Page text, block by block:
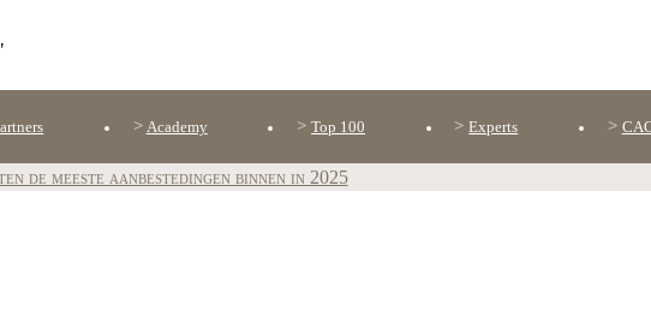
Academy Top 100 Experts
de meeste aanbestedingen binnen in 2025